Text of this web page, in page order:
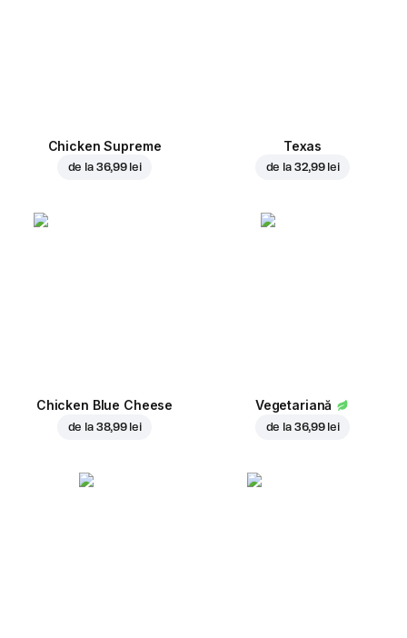
Chicken Supreme
de la 36,99 lei
Texas
de la 32,99 lei
Chicken Blue Cheese
de la 38,99 lei
Vegetariană
de la 36,99 lei